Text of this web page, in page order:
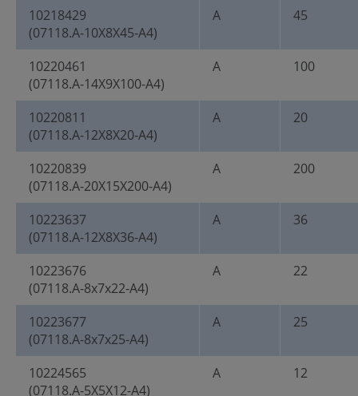
10218429
(07118.A-10X8X45-A4)
A 45
10220461
(07118.A-14X9X100-A4)
A 100
10220811
(07118.A-12X8X20-A4)
A 20
10220839
(07118.A-20X15X200-A4)
A 200
10223637
(07118.A-12X8X36-A4)
A 36
10223676
(07118.A-8x7x22-A4)
A 22
10223677
(07118.A-8x7x25-A4)
A 25
10224565
(07118.A-5X5X12-A4)
A 12